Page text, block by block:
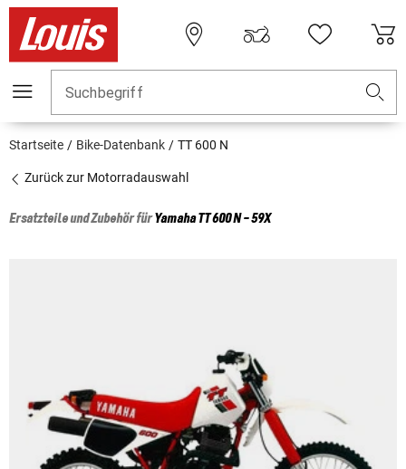
Suchbegriff
Startseite Bike-Datenbank TT 600 N
Zurück zur Motorradauswahl
Ersatzteile und Zubehör fürYamahaTT 600 N - 59X